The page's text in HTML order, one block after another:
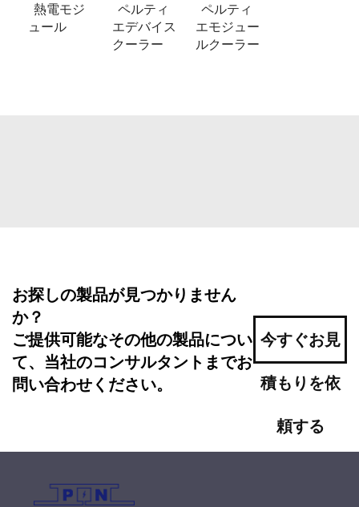
熱電モジ
ュール
ペルティ
エデバイス
クーラー
ペルティ
エモジュー
ルクーラー
お探しの製品が見つかりません
か？
ご提供可能なその他の製品につい
て、当社のコンサルタントまでお
問い合わせください。
今すぐお見
積もりを依
頼する